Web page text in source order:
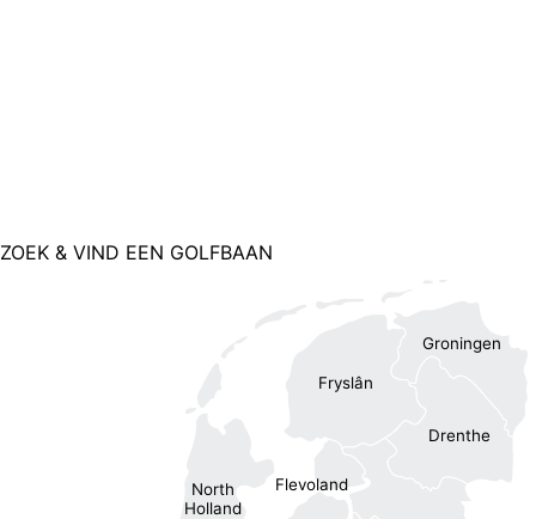
ZOEK & VIND EEN GOLFBAAN
Drenthe
Flevoland
Fryslân
Groningen
North
Holland